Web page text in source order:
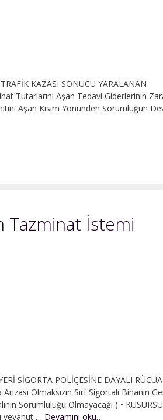
KAZASI SONUCU YARALANAN
Tutarlarını Aşan Tedavi Giderlerinin
Aşan Kısım Yönünden Sorumluğun
Tazminat İstemi
SİGORTA POLİÇESİNE DAYALI
Olmaksızın Sırf Sigortalı Binanın
Sorumluluğu Olmayacağı ) •
veyahut … Devamını oku…